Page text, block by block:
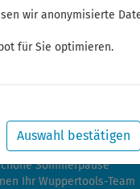
21.08.2026 machen
werden ab dem
Sommerpause
Ihr Wuppertools-Team
wir anonymisierte
für Sie optimieren.
Auswahl bestätigen